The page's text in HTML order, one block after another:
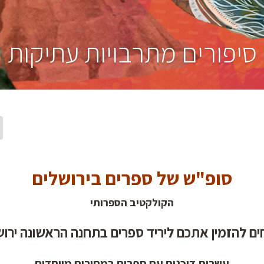
סיפורים מתרבויות עתיקות
סופ"ש של ספרים בירושלים
הקולקטיב הספרותי
להזמין אתכם ליריד ספרים בתחנה הראשונה